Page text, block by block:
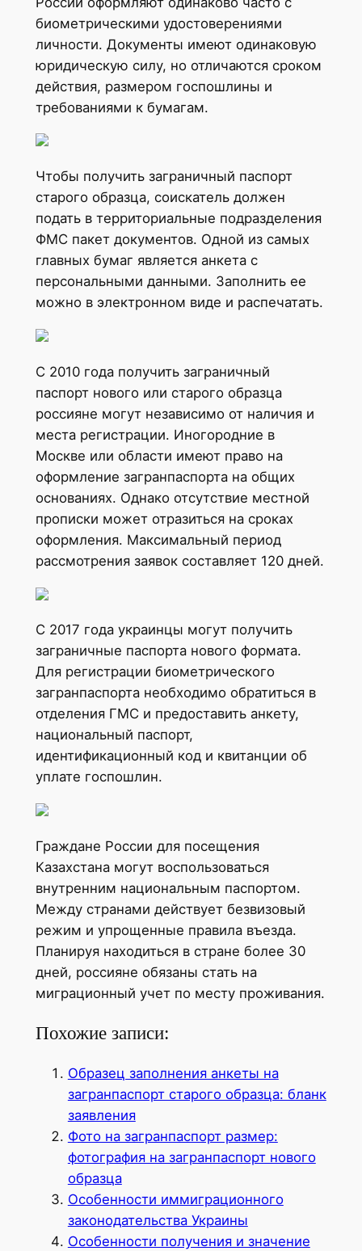
биометрическими удостоверениями
личности. Документы имеют одинаковую
юридическую силу, но отличаются сроком
действия, размером госпошлины и
требованиями к бумагам.
Чтобы получить заграничный паспорт
старого образца, соискатель должен
подать в территориальные подразделения
ФМС пакет документов. Одной из самых
главных бумаг является анкета с
персональными данными. Заполнить ее
можно в электронном виде и распечатать.
С 2010 года получить заграничный
паспорт нового или старого образца
россияне могут независимо от наличия и
места регистрации. Иногородние в
Москве или области имеют право на
оформление загранпаспорта на общих
основаниях. Однако отсутствие местной
прописки может отразиться на сроках
оформления. Максимальный период
рассмотрения заявок составляет 120 дней.
С 2017 года украинцы могут получить
заграничные паспорта нового формата.
Для регистрации биометрического
загранпаспорта необходимо обратиться в
отделения ГМС и предоставить анкету,
национальный паспорт,
идентификационный код и квитанции об
уплате госпошлин.
Граждане России для посещения
Казахстана могут воспользоваться
внутренним национальным паспортом.
Между странами действует безвизовый
режим и упрощенные правила въезда.
Планируя находиться в стране более 30
дней, россияне обязаны стать на
миграционный учет по месту проживания.
Похожие записи:
Образец заполнения анкеты на
загранпаспорт старого образца: бланк
заявления
Фото на загранпаспорт размер:
фотография на загранпаспорт нового
образца
Особенности иммиграционного
законодательства Украины
Особенности получения и значение